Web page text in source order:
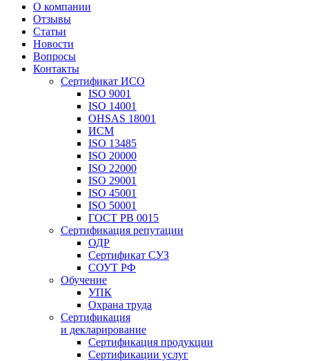
О компании
Отзывы
Статьи
Новости
Вопросы
Контакты
Сертификат ИСО
ISO 9001
ISO 14001
OHSAS 18001
ИСМ
ISO 13485
ISO 20000
ISO 22000
ISO 29001
ISO 45001
ISO 50001
ГОСТ РВ 0015
Сертификация репутации
ОДР
Сертификат СУЗ
СОУТ РФ
Обучение
УПК
Охрана труда
Сертификация
и декларирование
Сертификация продукции
Сертификации услуг